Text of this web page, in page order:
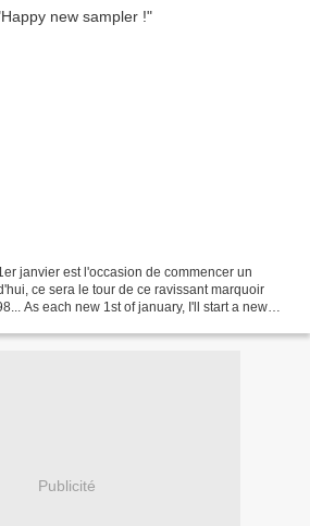
janvier est l'occasion de commencer un
ce sera le tour de ce ravissant marquoir
As each new 1st of january, I'll start a new
Publicité